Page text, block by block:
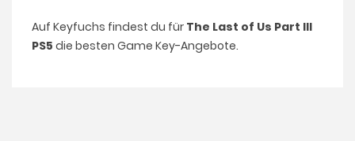
Auf Keyfuchs findest du für The Last of Us Part III
PS5 die besten Game Key-Angebote.